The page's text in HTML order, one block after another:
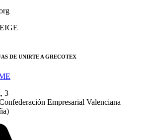
DE UNIRTE A GRECOTEX
3
Empresarial Valenciana